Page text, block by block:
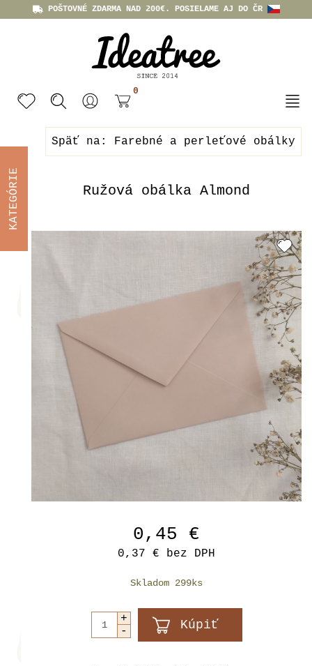
POŠTOVNÉ ZDARMA NAD 200€. POSIELAME AJ DO ČR
0
Späť na: Farebné a perleťové obálky
Ružová obálka Almond
0,45 €
0,37 € bez DPH
Skladom 299ks
KATEGÓRIE